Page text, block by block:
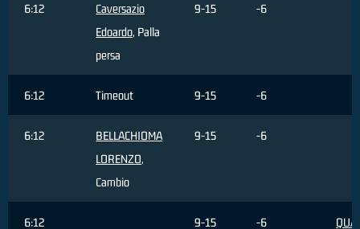
6:12
Caversazio
Edoardo, Palla
persa
9-15 -6
6:12 Timeout 9-15 -6
6:12
BELLACHIOMA
LORENZO,
Cambio
9-15 -6
6:12 9-15 -6